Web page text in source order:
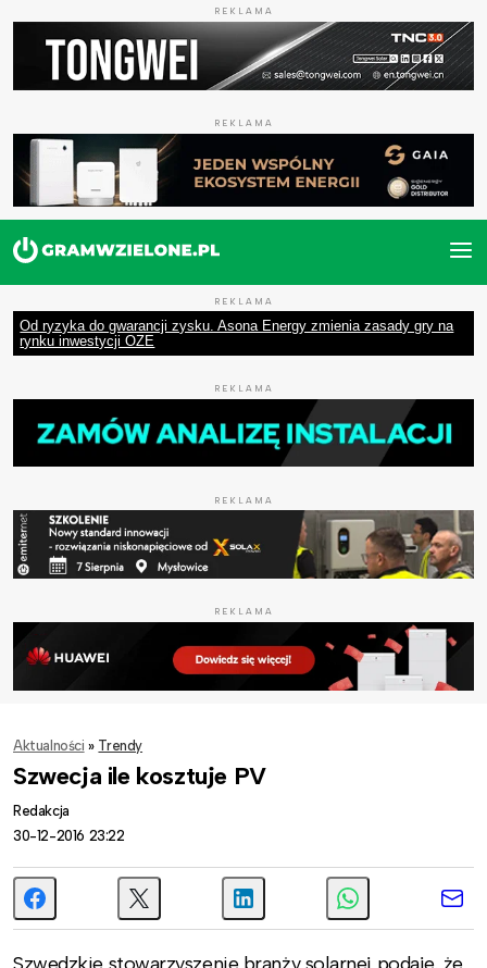
REKLAMA
REKLAMA
REKLAMA
Od ryzyka do gwarancji zysku. Asona Energy zmienia zasady gry na
rynku inwestycji OZE
REKLAMA
REKLAMA
REKLAMA
Aktualności » Trendy
Szwecja ile kosztuje PV
Redakcja
30-12-2016 23:22